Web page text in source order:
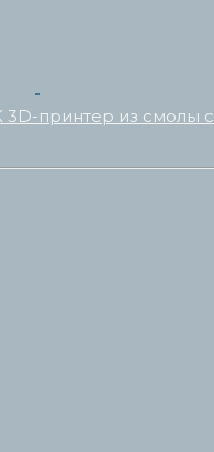
3D-принтер из